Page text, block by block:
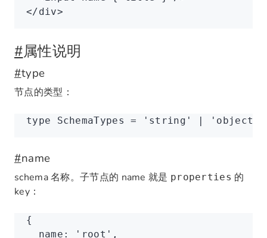
</div>
#属性说明
#type
节点的类型：
type SchemaTypes = 'string' | 'object'
#name
schema 名称。子节点的 name 就是 properties 的
key：
{
  name
: 'root' ,